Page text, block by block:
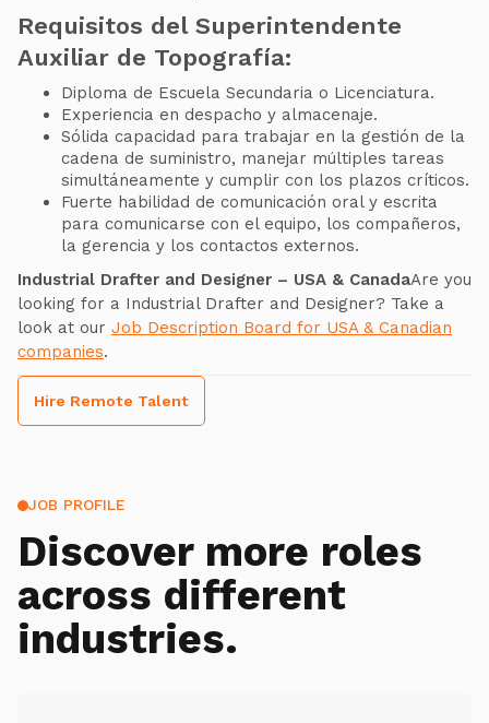
Requisitos del Superintendente
Auxiliar de Topografía:
Diploma de Escuela Secundaria o Licenciatura.
Experiencia en despacho y almacenaje.
Sólida capacidad para trabajar en la gestión de la
cadena de suministro, manejar múltiples tareas
simultáneamente y cumplir con los plazos críticos.
Fuerte habilidad de comunicación oral y escrita
para comunicarse con el equipo, los compañeros,
la gerencia y los contactos externos.
Industrial Drafter and Designer – USA & CanadaAre you
looking for a Industrial Drafter and Designer? Take a
look at our Job Description Board for USA & Canadian
companies.
Hire Remote Talent
JOB PROFILE
Discover more roles
across different
industries.